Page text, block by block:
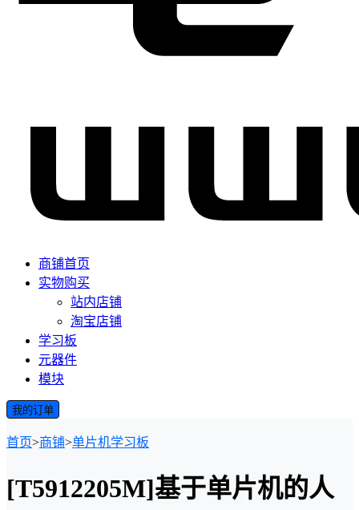
商铺首页
实物购买
站内店铺
淘宝店铺
学习板
元器件
模块
我的订单
首页>商铺>单片机学习板
[T5912205M]基于单片机的人